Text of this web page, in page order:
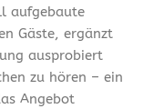
aufgebaute
Gäste, ergänzt
ausprobiert
zu hören – ein
Angebot